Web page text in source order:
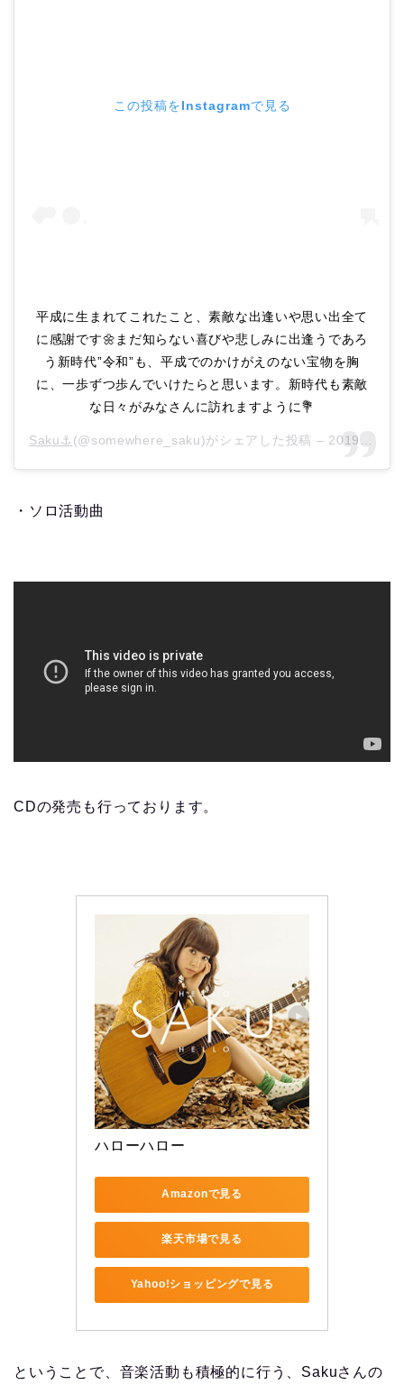
この投稿をInstagramで見る
平成に生まれてこれたこと、素敵な出逢いや思い出全て
に感謝です🌼まだ知らない喜びや悲しみに出逢うであろ
う新時代”令和”も、平成でのかけがえのない宝物を胸
に、一歩ずつ歩んでいけたらと思います。新時代も素敵
な日々がみなさんに訪れますように💐
Saku⚓︎ (@somewhere_saku)がシェアした投稿 – 2019年 4月月30日午前7時38分PDT
・ソロ活動曲
CDの発売も行っております。
ハローハロー
Amazonで見る
楽天市場で見る
Yahoo!ショッピングで見る
ということで、音楽活動も積極的に行う、Sakuさんの